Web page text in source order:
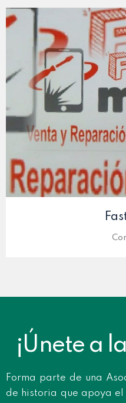
¡Únete a
Forma parte de una
de historia que apoya el